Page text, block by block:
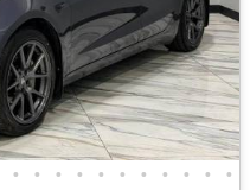
• • • • • • • • • • •